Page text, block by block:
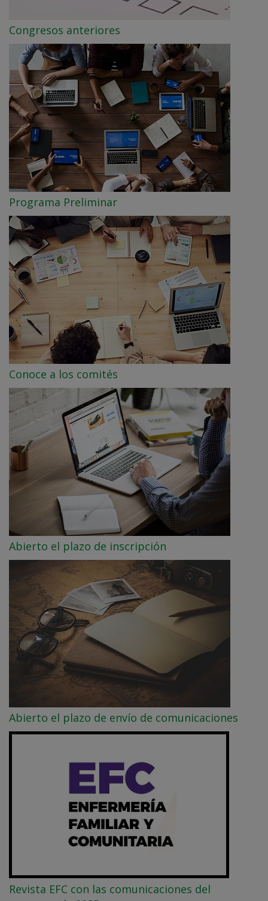
Congresos anteriores
Programa Preliminar
Conoce a los comités
Abierto el plazo de inscripción
Abierto el plazo de envío de comunicaciones
Revista EFC con las comunicaciones del